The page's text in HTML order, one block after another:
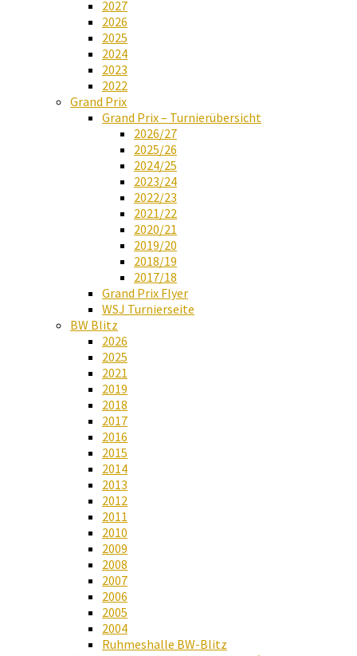
2027
2026
2025
2024
2023
2022
Grand Prix
Grand Prix – Turnierübersicht
2026/27
2025/26
2024/25
2023/24
2022/23
2021/22
2020/21
2019/20
2018/19
2017/18
Grand Prix Flyer
WSJ Turnierseite
BW Blitz
2026
2025
2021
2019
2018
2017
2016
2015
2014
2013
2012
2011
2010
2009
2008
2007
2006
2005
2004
Ruhmeshalle BW-Blitz